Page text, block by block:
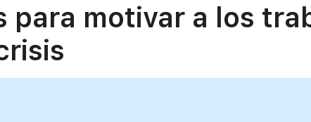
para motivar a los